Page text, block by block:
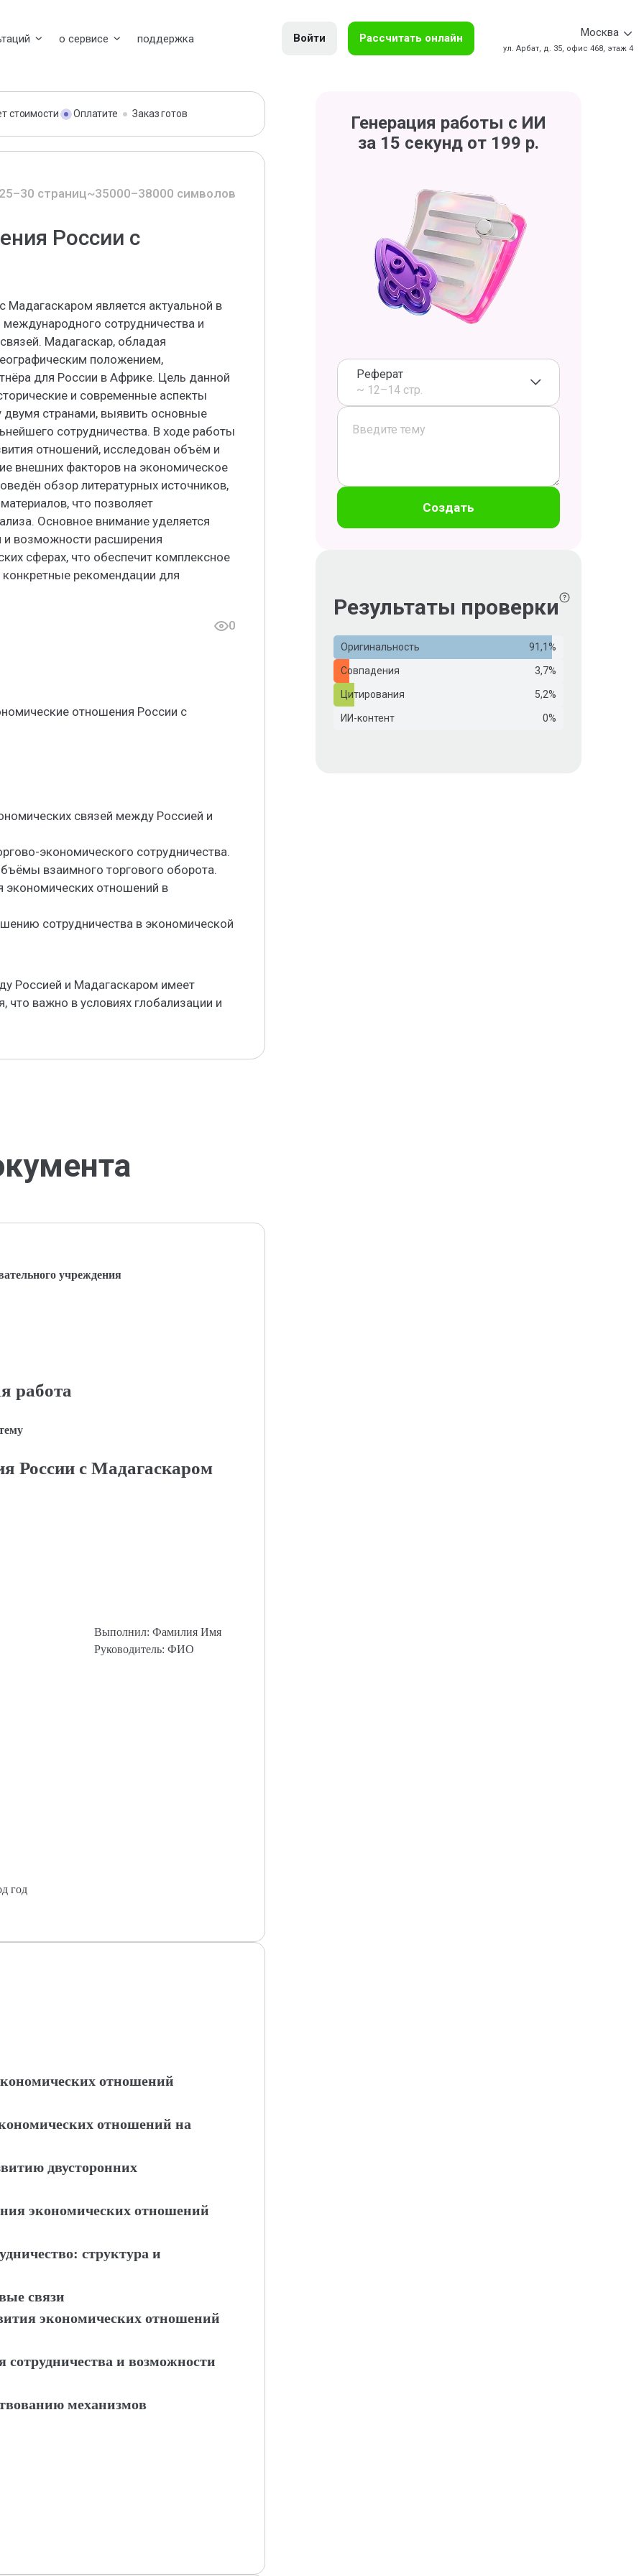
о сервисе поддержка Войти Рассчитать онлайн Москва
ул. Арбат, д. 35, офис 468, этаж 4
стоимости Оплатите Заказ готов
страниц~35000–38000 символов
России с
является актуальной в
сотрудничества и
Мадагаскар, обладая
положением,
для России в Африке. Цель данной
и современные аспекты
странами, выявить основные
сотрудничества. В ходе работы
отношений, исследован объём и
внешних факторов на экономическое
обзор литературных источников,
что позволяет
Основное внимание уделяется
и возможности расширения
сферах, что обеспечит комплексное
рекомендации для
0
отношения России с
связей между Россией и
экономического сотрудничества.
взаимного торгового оборота.
экономических отношений в
сотрудничества в экономической
Россией и Мадагаскаром имеет
что важно в условиях глобализации и
учреждения
работа
России с Мадагаскаром
Выполнил: Фамилия Имя
Руководитель: ФИО
год
отношений
отношений на
двусторонних
экономических отношений
структура и
связи
экономических отношений
и возможности
механизмов
Генерация работы с ИИ
за 15 секунд от 199 р.
Реферат
~ 12–14 стр.
Создать
Результаты проверки
Оригинальность 91,1%
Совпадения 3,7%
Цитирования 5,2%
ИИ-контент 0%